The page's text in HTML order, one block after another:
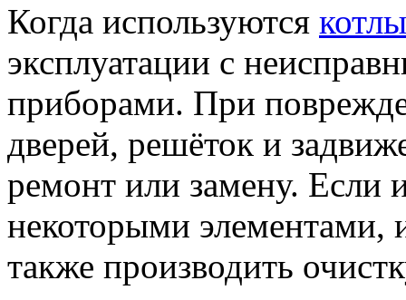
Когда используются
эксплуатации с
приборами. При
дверей, решёток и
ремонт или замену. Если
некоторыми элементами,
также производить